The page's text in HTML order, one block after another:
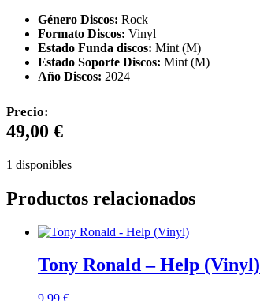
Género Discos: Rock
Formato Discos: Vinyl
Estado Funda discos: Mint (M)
Estado Soporte Discos: Mint (M)
Año Discos: 2024
Precio:
49,00 €
1 disponibles
Productos relacionados
Tony Ronald – Help (Vinyl)